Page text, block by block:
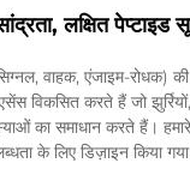
लक्षित पेप्टाइड
वाहक, एंजाइम-रोधक)
एसेंस विकसित करते हैं जो
का समाधान करते हैं।
के लिए डिज़ाइन किया